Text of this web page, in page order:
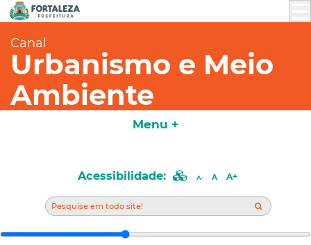
Canal
Urbanismo e Meio
Ambiente
Acessibilidade: A